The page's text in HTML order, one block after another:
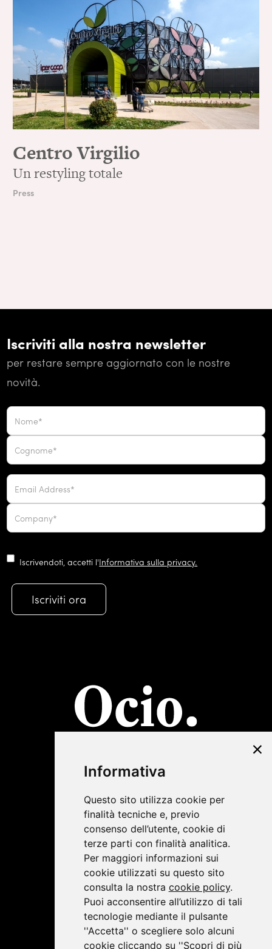
Informativa
Questo sito utilizza cookie per
finalità tecniche e, previo
consenso dell’utente, cookie di
terze parti con finalità analitica.
Per maggiori informazioni sui
cookie utilizzati su questo sito
consulta la nostra cookie policy.
Puoi acconsentire all’utilizzo di tali
tecnologie mediante il pulsante
''Accetta'' o scegliere solo alcuni
cookie cliccando su ''Scopri di più
Centro Virgilio
Un restyling totale
Press
Iscriviti alla nostra newsletter
per restare sempre aggiornato con le nostre
novità.
Iscrivendoti, accetti l'Informativa sulla privacy.
Privacy Policy | Cookie Policy